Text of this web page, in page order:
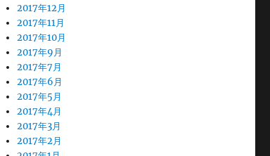
2017年12月
2017年11月
2017年10月
2017年9月
2017年7月
2017年6月
2017年5月
2017年4月
2017年3月
2017年2月